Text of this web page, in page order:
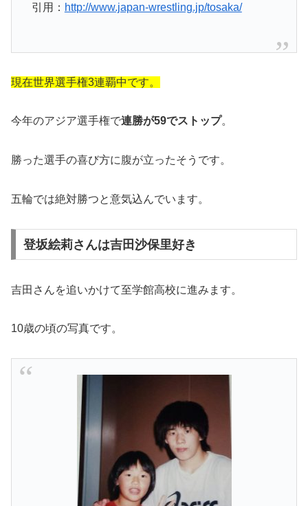
引用： http://www.japan-wrestling.jp/tosaka/
現在世界選手権3連覇中です。
今年のアジア選手権で連勝が59でストップ。
勝った選手の喜び方に腹が立ったそうです。
五輪では絶対勝つと意気込んでいます。
登坂絵莉さんは吉田沙保里好き
吉田さんを追いかけて至学館高校に進みます。
10歳の頃の写真です。